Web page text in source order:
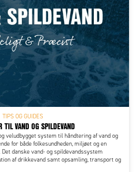
TIPS OG GUIDES
TIL VAND OG SPILDEVAND
veludbygget system til håndtering af vand og
for både folkesundheden, miljøet og en
danske vand- og spildevandssystem
af drikkevand samt opsamling, transport og